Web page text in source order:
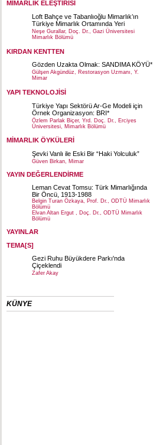
MİMARLIK ELEŞTİRİSİ
Loft Bahçe ve Tabanlıoğlu Mimarlık’ın
Türkiye Mimarlık Ortamında Yeri
Neşe Gurallar, Doç. Dr., Gazi Üniversitesi
Mimarlık Bölümü
KIRDAN KENTTEN
Gözden Uzakta Olmak: SANDIMA KÖYÜ*
Gülşen Akgündüz, Restorasyon Uzmanı, Y.
Mimar
YAPI TEKNOLOJİSİ
Türkiye Yapı Sektörü Ar-Ge Modeli için
Örnek Organizasyon: BRI*
Özlem Parlak Biçer, Yrd. Doç. Dr., Erciyes
Üniversitesi, Mimarlık Bölümü
MİMARLIK ÖYKÜLERİ
Şevki Vanlı ile Eski Bir “Haki Yolculuk”
Güven Birkan, Mimar
YAYIN DEĞERLENDİRME
Leman Cevat Tomsu: Türk Mimarlığında
Bir Öncü, 1913-1988
Belgin Turan Özkaya, Prof. Dr., ODTÜ Mimarlık
Bölümü
Elvan Altan Ergut , Doç. Dr., ODTÜ Mimarlık
Bölümü
YAYINLAR
TEMA[S]
Gezi Ruhu Büyükdere Parkı'nda
Çiçeklendi
Zafer Akay
KÜNYE